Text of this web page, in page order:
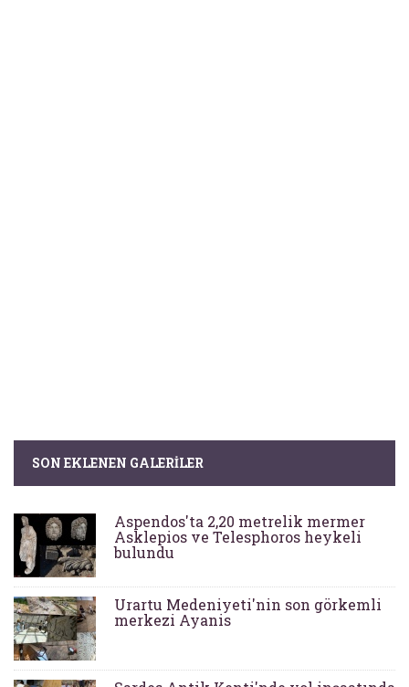
SON EKLENEN GALERILER
Aspendos'ta 2,20 metrelik mermer
Asklepios ve Telesphoros heykeli
bulundu
Urartu Medeniyeti'nin son görkemli
merkezi Ayanis